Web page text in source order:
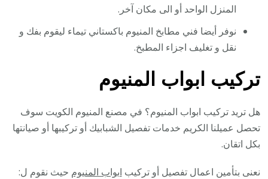
المنزل الواحد أو الى مكان آخر.
نوفر أيضا فني مطابخ المنيوم باكستاني تيماء ليقوم بفك و
نقل و تغليف اجزاء المطبخ.
تركيب ابواب المنيوم
هل تريد تركيب ابواب المنيوم؟ في مصنع المنيوم الكويت سوف
تحصل عميلنا الكريم خدمات تفصيل الشبابيك أو تركيبها أو صيانتها
بكل اتقان.
نعنى بتأمين اعمال تفصيل أو تركيب ابواب المنيوم حيث نقوم ل: